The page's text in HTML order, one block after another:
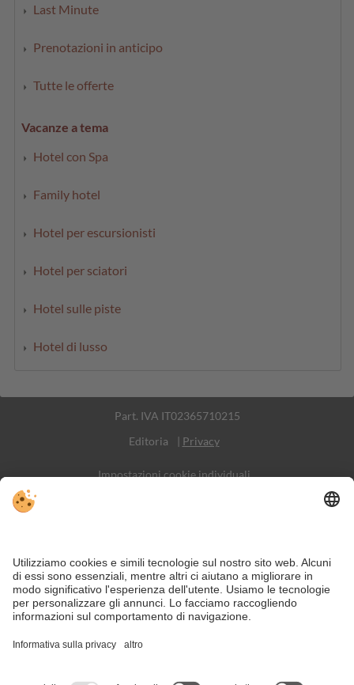
Last Minute
Prenotazioni in anticipo
Tutte le offerte
Vacanze a tema
Hotel con Spa
Family hotel
Hotel per escursionisti
Hotel per sciatori
Hotel sulle piste
Hotel di lusso
Part. IVA IT02365710215
Editoria
| Privacy
Impostazioni cookie individuali
Social Media